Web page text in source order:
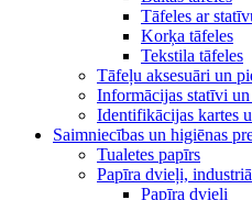
Tāfeles ar
Korķa tāfeles
Tekstila tāfeles
Tāfeļu aksesuāri un
Informācijas statīvi
Identifikācijas kartes
Saimniecības un higiēnas
Tualetes papīrs
Papīra dvieļi,
Papīra dvieļi